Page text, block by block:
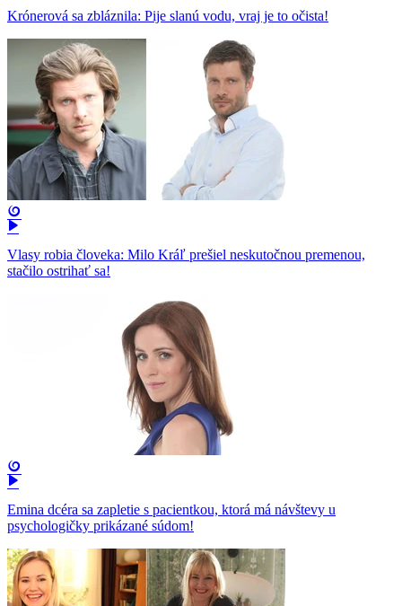
Krónerová sa zbláznila: Pije slanú vodu, vraj je to očista!
Vlasy robia človeka: Milo Kráľ prešiel neskutočnou premenou,
stačilo ostrihať sa!
Emina dcéra sa zapletie s pacientkou, ktorá má návštevy u
psychologičky prikázané súdom!